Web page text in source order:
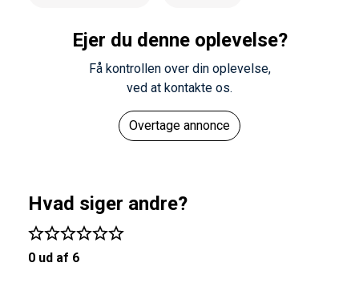
Ejer du denne oplevelse?
Få kontrollen over din oplevelse,
ved at kontakte os.
Overtage annonce
Hvad siger andre?
0 ud af 6